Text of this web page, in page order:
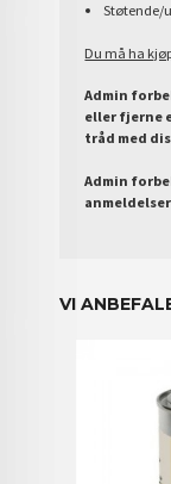
Støtende/
Du må ha
Admin
eller fjerne
tråd med
Admin
VI